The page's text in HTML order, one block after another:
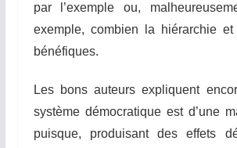
par l’exemple ou,
exemple, combien la hiérarchie et
bénéfiques.
Les bons auteurs expliquent
système démocratique est d’une
puisque, produisant des effets